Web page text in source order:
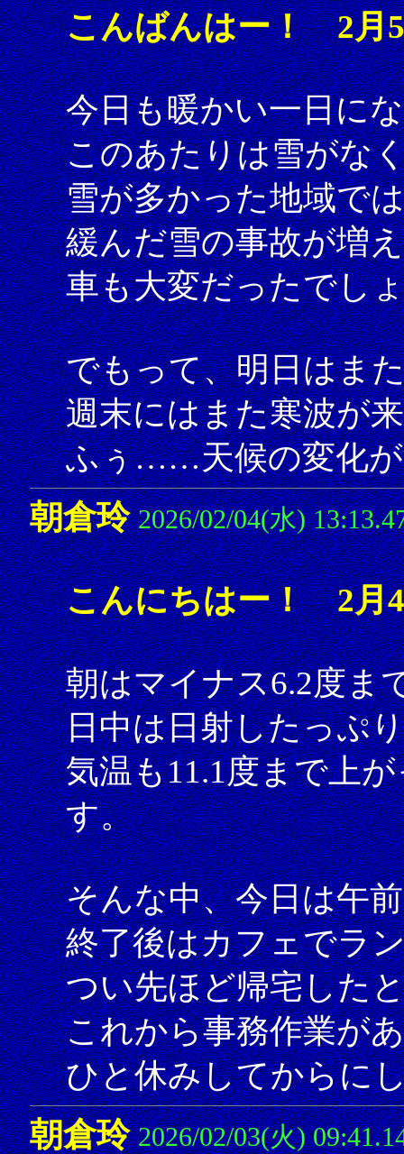
こんばんはー！ 2月
今日も暖かい一日に
このあたりは雪がな
雪が多かった地域で
緩んだ雪の事故が増
車も大変だったでし
でもって、明日はま
週末にはまた寒波が
ふぅ……天候の変化が
朝倉玲 2026/02/04(水)
こんにちはー！ 2月
朝はマイナス6.2度ま
日中は日射したっぷ
気温も11.1度まで上
す。
そんな中、今日は午
終了後はカフェでラ
つい先ほど帰宅した
これから事務作業が
ひと休みしてから
朝倉玲 2026/02/03(火)